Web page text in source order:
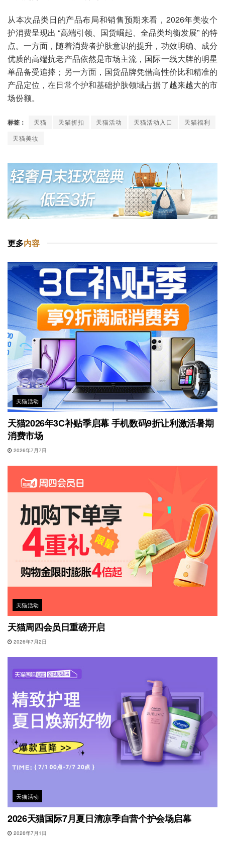
从本次品类日的产品布局和销售预期来看，2026年美妆个
护消费呈现出 “高端引领、国货崛起、全品类均衡发展” 的特
点。一方面，随着消费者护肤意识的提升，功效明确、成分
优质的高端抗老产品依然是市场主流，国际一线大牌的明星
单品备受追捧；另一方面，国货品牌凭借高性价比和精准的
产品定位，在日常个护和基础护肤领域占据了越来越大的市
场份额。
标签： 天猫 天猫折扣 天猫活动 天猫活动入口
天猫福利
天猫美妆
更多内容
天猫活动
天猫2026年3C补贴季启幕 手机数码9折让利激活暑期
消费市场
2026年7月7日
天猫活动
天猫周四会员日重磅开启
2026年7月2日
天猫活动
2026天猫国际7月夏日清凉季自营个护会场启幕
2026年7月1日